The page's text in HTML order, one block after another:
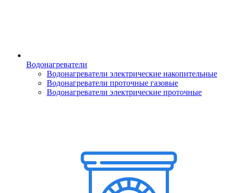
Водонагреватели
Водонагреватели электрические накопительные
Водонагреватели проточные газовые
Водонагреватели электрические проточные